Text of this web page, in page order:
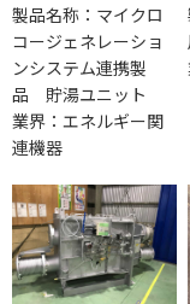
製品名称：マイクロ
コージェネレーショ
ンシステム連携製
品 貯湯ユニット
業界：エネルギー関
連機器